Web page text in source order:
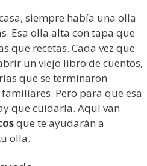
siempre había una olla
Esa olla alta con tapa que
que recetas. Cada vez que
un viejo libro de cuentos,
que se terminaron
Pero para que esa
que cuidarla. Aquí van
que te ayudarán a
olla.